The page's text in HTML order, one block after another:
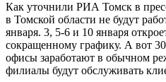
Как уточнили РИА Томск в
в Томской области не будут
января. 3, 5-6 и 10 января
сокращенному графику. А вот
офисы заработают в обычном
филиалы будут обслуживать